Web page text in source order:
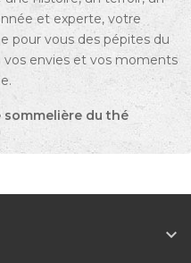
et experte, votre
pour vous des pépites du
envies et vos moments
sommelière du thé
